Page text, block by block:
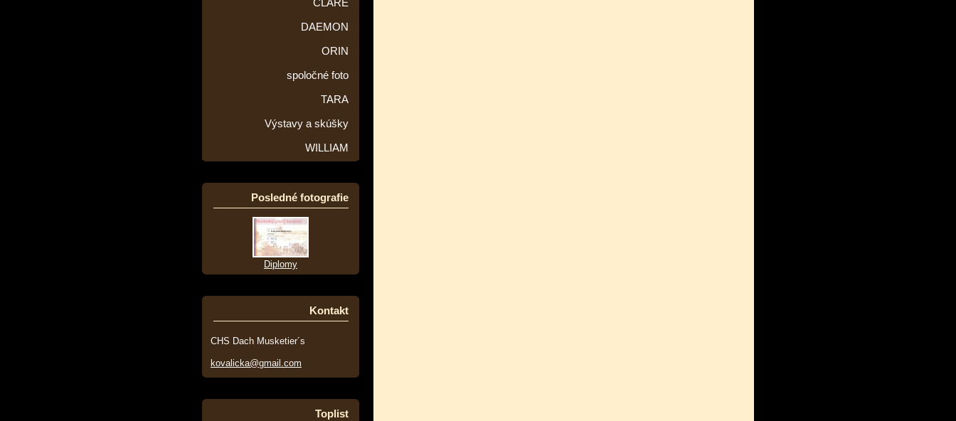
CLARE
DAEMON
ORIN
spoločné foto
TARA
Výstavy a skúšky
WILLIAM
Posledné fotografie
Diplomy
Kontakt
CHS Dach Musketier´s
kovalicka@gmail.com
Toplist